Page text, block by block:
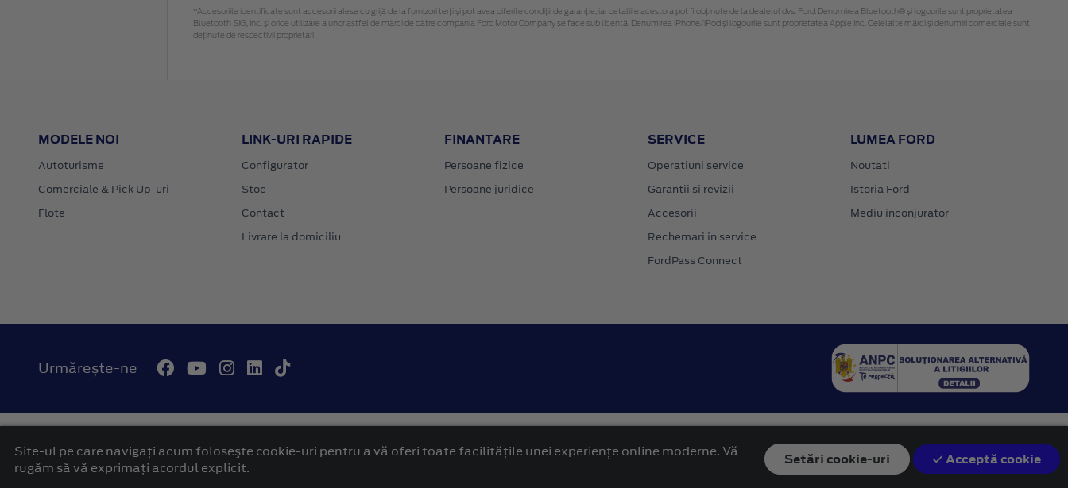
*Accesoriile identificate sunt accesorii alese cu grijă de la furnizori terți și pot avea diferite condiții de garanție, iar detaliile acestora pot fi obținute de la dealerul dvs. Ford. Denumirea Bluetooth® și logourile sunt proprietatea
Bluetooth SIG, Inc. și orice utilizare a unor astfel de mărci de către compania Ford Motor Company se face sub licență. Denumirea iPhone/iPod și logourile sunt proprietatea Apple Inc. Celelalte mărci și denumiri comerciale sunt
deținute de respectivii proprietari
MODELE NOI
Autoturisme
Comerciale & Pick Up-uri
Flote
LINK-URI RAPIDE
Configurator
Stoc
Contact
Livrare la domiciliu
FINANTARE
Persoane fizice
Persoane juridice
SERVICE
Operatiuni service
Garantii si revizii
Accesorii
Rechemari in service
FordPass Connect
LUMEA FORD
Noutati
Istoria Ford
Mediu inconjurator
Urmărește-ne
platformă dezvoltată de Workleto
Site-ul pe care navigați acum foloseşte cookie-uri pentru a vă oferi toate facilitățile unei experiențe online moderne. Vă
rugăm să vă exprimați acordul explicit.
Setări cookie-uri Acceptă cookie